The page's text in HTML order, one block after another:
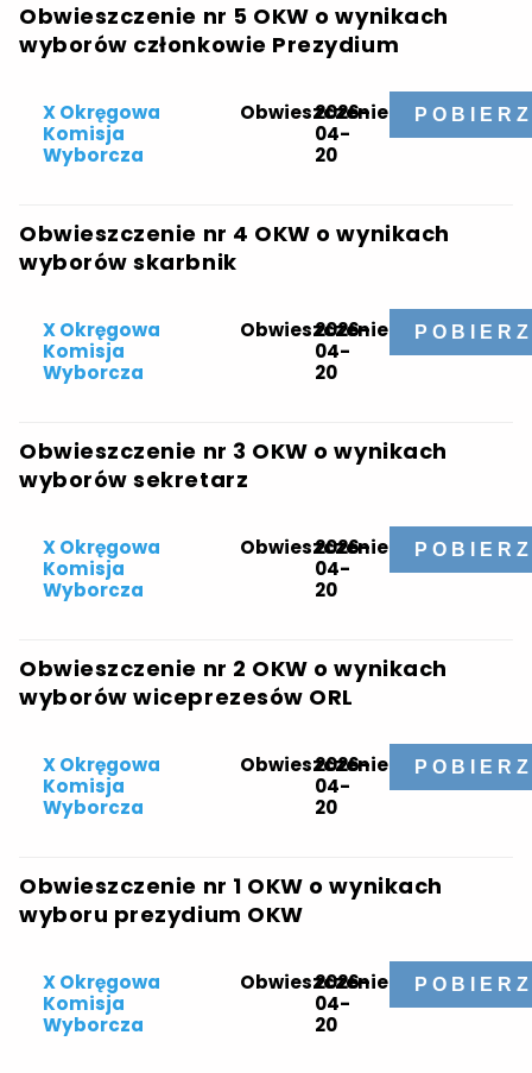
Obwieszczenie nr 5 OKW o wynikach
wyborów członkowie Prezydium
X Okręgowa
Komisja
Wyborcza
Obwieszczenie
2026-
04-
20
POBIERZ
Obwieszczenie nr 4 OKW o wynikach
wyborów skarbnik
X Okręgowa
Komisja
Wyborcza
Obwieszczenie
2026-
04-
20
POBIERZ
Obwieszczenie nr 3 OKW o wynikach
wyborów sekretarz
X Okręgowa
Komisja
Wyborcza
Obwieszczenie
2026-
04-
20
POBIERZ
Obwieszczenie nr 2 OKW o wynikach
wyborów wiceprezesów ORL
X Okręgowa
Komisja
Wyborcza
Obwieszczenie
2026-
04-
20
POBIERZ
Obwieszczenie nr 1 OKW o wynikach
wyboru prezydium OKW
X Okręgowa
Komisja
Wyborcza
Obwieszczenie
2026-
04-
20
POBIERZ